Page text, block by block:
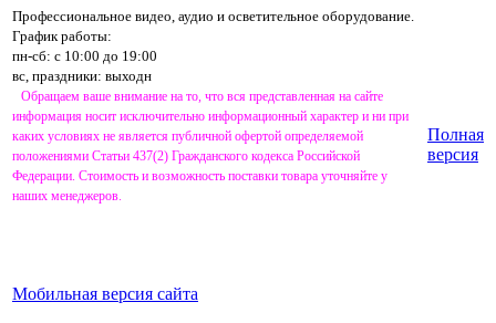
Профессиональное видео, аудио и осветительное оборудование.
График работы:
пн-сб: с 10:00 до 19:00
вс, праздники: выходн
Обращаем ваше внимание на то, что вся представленная на сайте
информация носит исключительно информационный характер и ни при
каких условиях не является публичной офертой определяемой
положениями Статьи 437(2) Гражданского кодекса Российской
Федерации. Стоимость и возможность поставки товара уточняйте у
наших менеджеров.
Мобильная версия сайта
Полная
версия